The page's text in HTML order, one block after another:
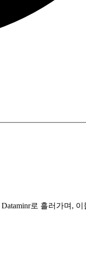
로 흘러가며, 이